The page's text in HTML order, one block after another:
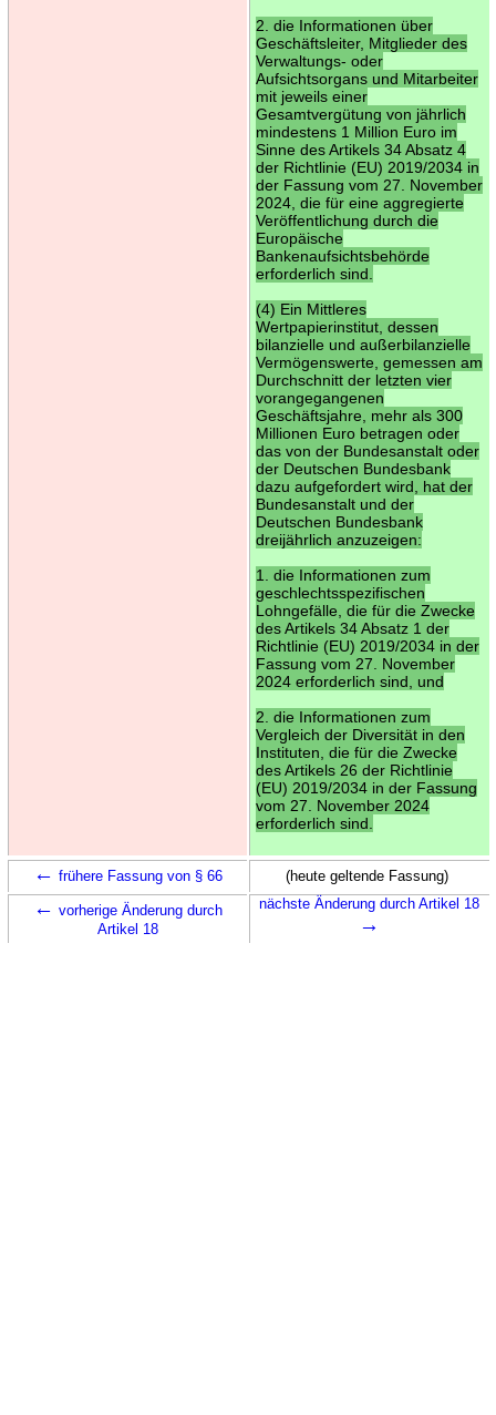
2. die Informationen über
Geschäftsleiter, Mitglieder des
Verwaltungs- oder
Aufsichtsorgans und Mitarbeiter
mit jeweils einer
Gesamtvergütung von jährlich
mindestens 1 Million Euro im
Sinne des Artikels 34 Absatz 4
der Richtlinie (EU) 2019/2034 in
der Fassung vom 27. November
2024, die für eine aggregierte
Veröffentlichung durch die
Europäische
Bankenaufsichtsbehörde
erforderlich sind.
(4) Ein Mittleres
Wertpapierinstitut, dessen
bilanzielle und außerbilanzielle
Vermögenswerte, gemessen am
Durchschnitt der letzten vier
vorangegangenen
Geschäftsjahre, mehr als 300
Millionen Euro betragen oder
das von der Bundesanstalt oder
der Deutschen Bundesbank
dazu aufgefordert wird, hat der
Bundesanstalt und der
Deutschen Bundesbank
dreijährlich anzuzeigen:
1. die Informationen zum
geschlechtsspezifischen
Lohngefälle, die für die Zwecke
des Artikels 34 Absatz 1 der
Richtlinie (EU) 2019/2034 in der
Fassung vom 27. November
2024 erforderlich sind, und
2. die Informationen zum
Vergleich der Diversität in den
Instituten, die für die Zwecke
des Artikels 26 der Richtlinie
(EU) 2019/2034 in der Fassung
vom 27. November 2024
erforderlich sind.
← frühere Fassung von § 66 (heute geltende Fassung)
← vorherige Änderung durch
Artikel 18
nächste Änderung durch Artikel 18
→